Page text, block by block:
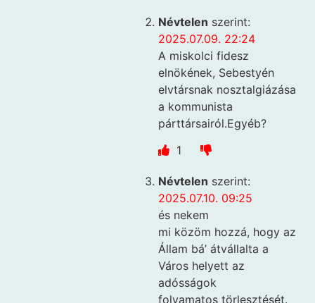
Névtelen szerint:
2025.07.09. 22:24
A miskolci fidesz
elnökének, Sebestyén
elvtársnak nosztalgiázása
a kommunista
párttársairól.Egyéb?
1
Névtelen szerint:
2025.07.10. 09:25
és nekem
mi közöm hozzá, hogy az
Állam bá’ átvállalta a
Város helyett az
adósságok
folyamatos törlesztését.